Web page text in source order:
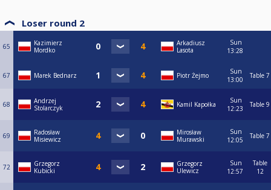
Loser round 2
65
Kazimierz
Mordko
Arkadiusz
Lasota
Sun
13:28
67 Marek Bednarz Piotr Żejmo
Sun
13:00
Table 7
68
Andrzej
Stolarczyk
Kamil Kapołka
Sun
12:23
Table 9
69
Radosław
Misiewicz
Mirosław
Murawski
Sun
12:05
Table 7
72
Grzegorz
Kubicki
Grzegorz
Ulewicz
Sun
12:57
Table
12